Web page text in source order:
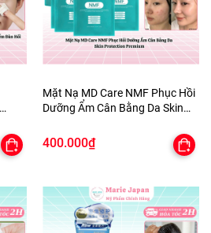
Mặt Nạ MD Care NMF Phục Hồi
Dưỡng Ẩm Cân Bằng Da Skin
400.000₫